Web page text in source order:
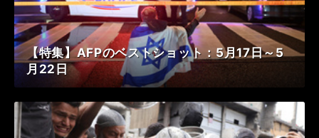
【特集】AFPのベストショット：5月17日～5
月22日